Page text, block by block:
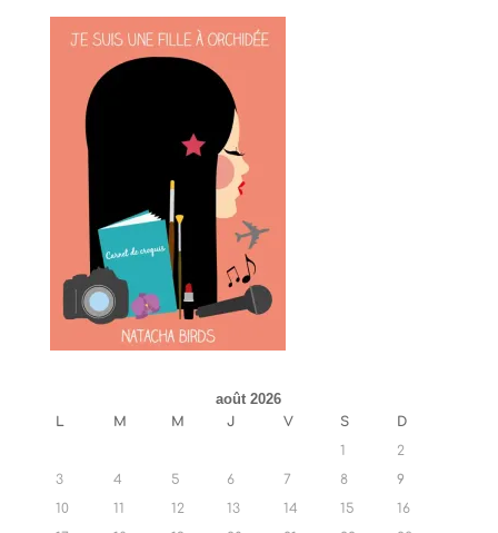
août 2026
L M M J V S
D
1
2
3
4 5 6 7 8
9
10
11 12 13 14 15
16